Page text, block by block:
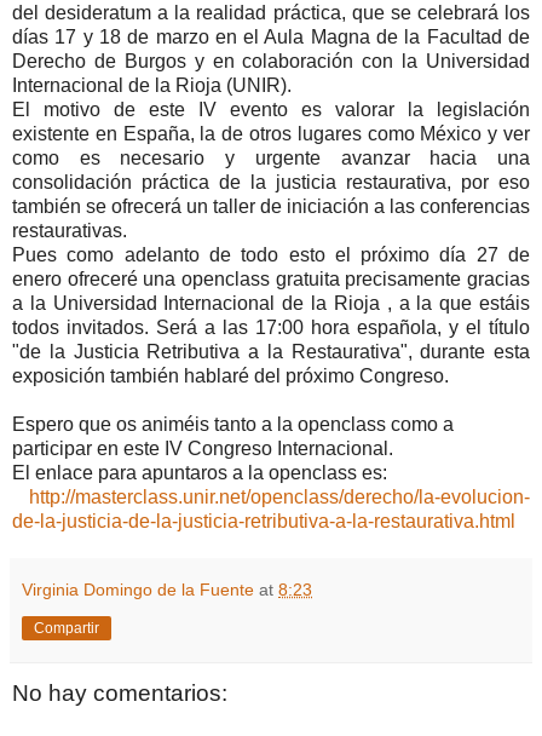
del desideratum a la realidad práctica, que se celebrará los
días 17 y 18 de marzo en el Aula Magna de la Facultad de
Derecho de Burgos y en colaboración con la Universidad
Internacional de la Rioja (UNIR).
El motivo de este IV evento es valorar la legislación
existente en España, la de otros lugares como México y ver
como es necesario y urgente avanzar hacia una
consolidación práctica de la justicia restaurativa, por eso
también se ofrecerá un taller de iniciación a las conferencias
restaurativas.
Pues como adelanto de todo esto el próximo día 27 de
enero ofreceré una openclass gratuita precisamente gracias
a la Universidad Internacional de la Rioja , a la que estáis
todos invitados. Será a las 17:00 hora española, y el título
"de la Justicia Retributiva a la Restaurativa", durante esta
exposición también hablaré del próximo Congreso.
Espero que os animéis tanto a la openclass como a
participar en este IV Congreso Internacional.
El enlace para apuntaros a la openclass es:
http://masterclass.unir.net/openclass/derecho/la-evolucion-
de-la-justicia-de-la-justicia-retributiva-a-la-restaurativa.html
Virginia Domingo de la Fuente at 8:23
Compartir
No hay comentarios: